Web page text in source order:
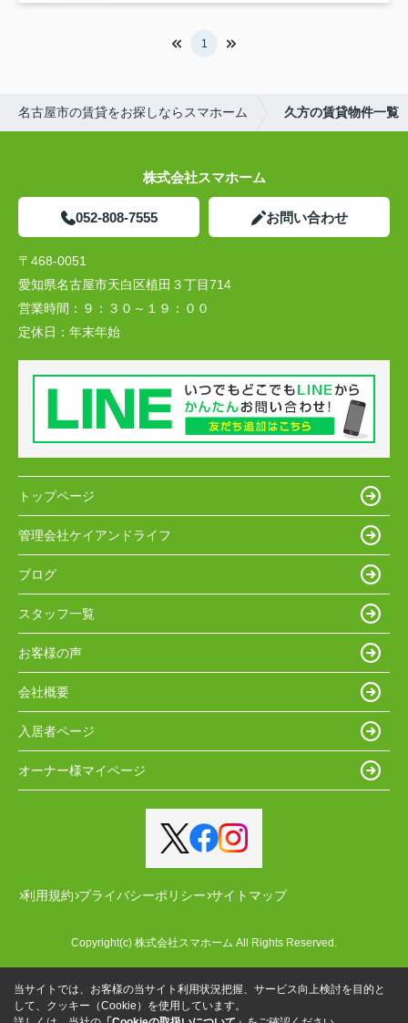
1
名古屋市の賃貸をお探しならスマホーム 久方の賃貸物件一覧
株式会社スマホーム
052-808-7555 お問い合わせ
〒468-0051
愛知県名古屋市天白区植田３丁目714
営業時間： ９：３０～１９：００
定休日： 年末年始
トップページ
管理会社ケイアンドライフ
ブログ
スタッフ一覧
お客様の声
会社概要
入居者ページ
オーナー様マイページ
利用規約 プライバシーポリシー サイトマップ
Copyright(c) 株式会社スマホーム All Rights Reserved.
当サイトでは、お客様の当サイト利用状況把握、サービス向上検討を目的と
して、クッキー（Cookie）を使用しています。